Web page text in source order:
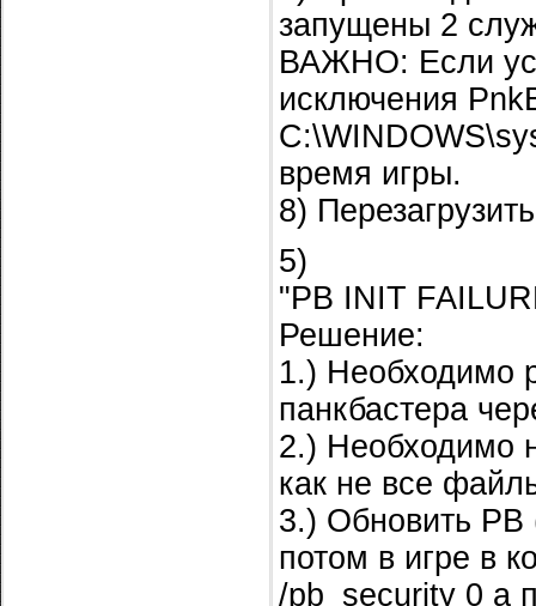
запущены 2
ВАЖНО: Если
исключения
время игры.
8)
5)
"PB INIT
Решение:
1.) Необходимо
панкбастера
2.) Необходимо
как не все
3.) Обновить
потом в игре в
/pb_security 0 а